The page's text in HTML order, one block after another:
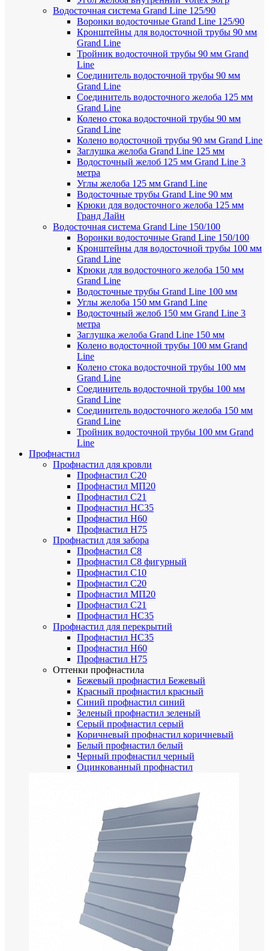
Водосточная система Grand Line 125/90
Воронки водосточные Grand Line 125/90
Кронштейны для водосточной трубы 90 мм
Grand Line
Тройник водосточной трубы 90 мм Grand
Line
Соединитель водосточной трубы 90 мм
Grand Line
Соединитель водосточного желоба 125 мм
Grand Line
Колено стока водосточной трубы 90 мм
Grand Line
Колено водосточной трубы 90 мм Grand Line
Заглушка желоба Grand Line 125 мм
Водосточный желоб 125 мм Grand Line 3
метра
Углы желоба 125 мм Grand Line
Водосточные трубы Grand Line 90 мм
Крюки для водосточного желоба 125 мм
Гранд Лайн
Водосточная система Grand Line 150/100
Воронки водосточные Grand Line 150/100
Кронштейны для водосточной трубы 100 мм
Grand Line
Крюки для водосточного желоба 150 мм
Grand Line
Водосточные трубы Grand Line 100 мм
Углы желоба 150 мм Grand Line
Водосточный желоб 150 мм Grand Line 3
метра
Заглушка желоба Grand Line 150 мм
Колено водосточной трубы 100 мм Grand
Line
Колено стока водосточной трубы 100 мм
Grand Line
Соединитель водосточной трубы 100 мм
Grand Line
Соединитель водосточного желоба 150 мм
Grand Line
Тройник водосточной трубы 100 мм Grand
Line
Профнастил
Профнастил для кровли
Профнастил С20
Профнастил МП20
Профнастил С21
Профнастил НС35
Профнастил Н60
Профнастил Н75
Профнастил для забора
Профнастил С8
Профнастил С8 фигурный
Профнастил С10
Профнастил С20
Профнастил МП20
Профнастил С21
Профнастил НС35
Профнастил для перекрытий
Профнастил НС35
Профнастил Н60
Профнастил Н75
Оттенки профнастила
Бежевый профнастил Бежевый
Красный профнастил красный
Синий профнастил синий
Зеленый профнастил зеленый
Серый профнастил серый
Коричневый профнастил коричневый
Белый профнастил белый
Черный профнастил черный
Оцинкованный профнастил